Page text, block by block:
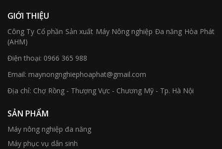
GIỚI THIỆU
Công Ty Cổ phần Sản xuất Máy Nông nghiệp Đa năng Hòa Phát
(AHM)
Điện thoại: 0966 365 988
Email: maynongnghiephoaphat@gmail.com
Địa chỉ: Chợ Rồng - Thượng Vực - Chương Mỹ - Tp. Hà Nội
SẢN PHẨM
Máy nông nghiệp đa năng
Máy phục vụ dân sinh